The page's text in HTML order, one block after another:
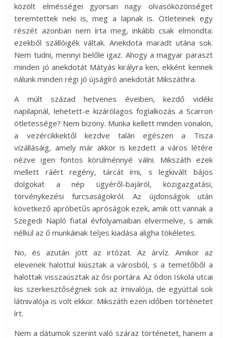
közölt elmésségei gyorsan nagy olvasóközönséget
teremtettek neki is, meg a lapnak is. Ötleteinek egy
részét azonban nem írta meg, inkább csak elmondta:
ezekből szállóigék váltak. Anekdota maradt utána sok.
Nem tudni, mennyi belőle igaz. Ahogy a magyar paraszt
minden jó anekdotát Mátyás királyra ken, ekként kennek
nálunk minden régi jó újságíró anekdotát Mikszáthra.
A múlt század hetvenes éveiben, kezdő vidéki
napilapnál, lehetett-e kizárólagos foglalkozás a Scarron
ötletessége? Nem bizony. Munka kellett minden vonalon,
a vezércikkektől kezdve talán egészen a Tisza
vízállásáig, amely már akkor is kezdett a város létére
nézve igen fontos körülménnyé válni. Mikszáth ezek
mellett ráért regény, tárcát írni, s legkivált bájos
dolgokat a nép ügyéről-bajáról, közigazgatási,
törvénykezési furcsaságokról. Az újdonságok után
következő apróbetűs apróságok ezek, amik ott vannak a
Szegedi Napló fiatal évfolyamaiban elvermelve, s amik
nélkül az ő munkáinak teljes kiadása aligha tökéletes.
No, és azután jött az irtózat. Az árvíz. Amikor az
elevenek halottul kiúsztak a városból, s a temetőből a
halottak visszaúsztak az ősi portára. Az ódon Iskola utcai
kis szerkesztőségnek sok az írnivalója, de egyúttal sok
látnivalója is volt ekkor. Mikszáth ezen időben történetet
írt.
Nem a dátumok szerint való száraz történetet, hanem a